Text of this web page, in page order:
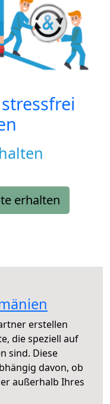
erhalten
erstellen
die speziell auf
sind. Diese
davon, ob
außerhalb Ihres